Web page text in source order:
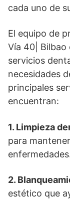
cada uno de
El equipo de
Vía 40| Bilbao
servicios
necesidades
principales
encuentran:
1. Limpieza
para
2.
estético que